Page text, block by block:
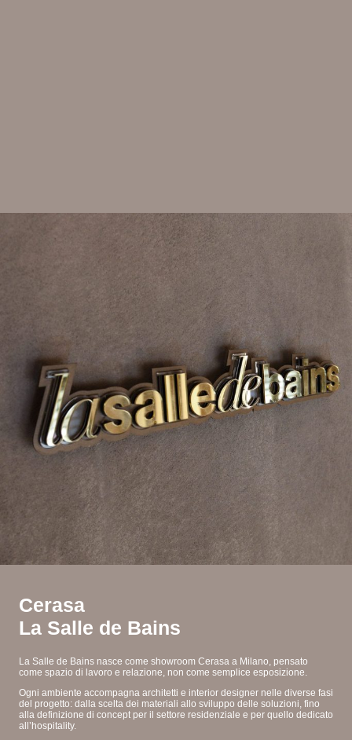
Cerasa
La Salle de Bains
La Salle de Bains nasce come showroom Cerasa a Milano, pensato
come spazio di lavoro e relazione, non come semplice esposizione.
Ogni ambiente accompagna architetti e interior designer nelle diverse fasi
del progetto: dalla scelta dei materiali allo sviluppo delle soluzioni, fino
alla definizione di concept per il settore residenziale e per quello dedicato
all’hospitality.